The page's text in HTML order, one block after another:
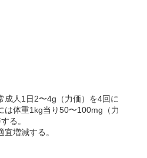
成人1日2〜4g（力価）を4回に
は体重1kg当り50〜100mg（力
る。
増減する。